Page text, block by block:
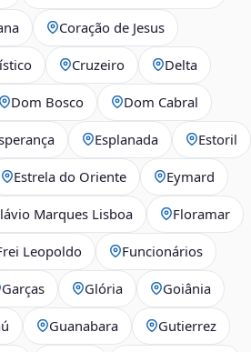
Coração de Jesus
Cruzeiro Delta
Dom Bosco Dom Cabral
Esplanada Estoril
Estrela do Oriente Eymard
Marques Lisboa Floramar
Leopoldo Funcionários
Garças Glória Goiânia
Guanabara Gutierrez